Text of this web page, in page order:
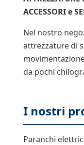
ACCESSORI e
Nel nostro
attrezzature di
da pochi
I nostri
Paranchi